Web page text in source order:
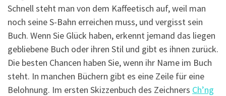
Schnell steht man von dem Kaffeetisch auf, weil man
noch seine S-Bahn erreichen muss, und vergisst sein
Buch. Wenn Sie Glück haben, erkennt jemand das liegen
gebliebene Buch oder ihren Stil und gibt es ihnen zurück.
Die besten Chancen haben Sie, wenn ihr Name im Buch
steht. In manchen Büchern gibt es eine Zeile für eine
Belohnung. Im ersten Skizzenbuch des Zeichners Ch’ng